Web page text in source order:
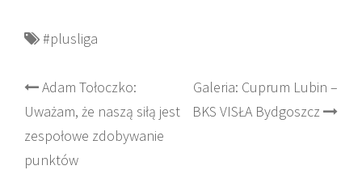
#plusliga
Post
navigation
Adam Tołoczko:
Uważam, że naszą siłą jest
zespołowe zdobywanie
punktów
Galeria: Cuprum Lubin –
BKS VISŁA Bydgoszcz